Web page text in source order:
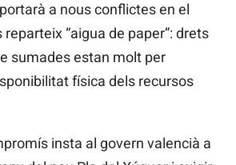
a nous conflictes en el
reparteix “aigua de paper”: drets
sumades estan molt per
física dels recursos
insta al govern valencià a